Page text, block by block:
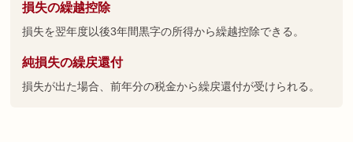
損失の繰越控除
損失を翌年度以後3年間黒字の所得から繰越控除できる。
純損失の繰戻還付
損失が出た場合、前年分の税金から繰戻還付が受けられる。